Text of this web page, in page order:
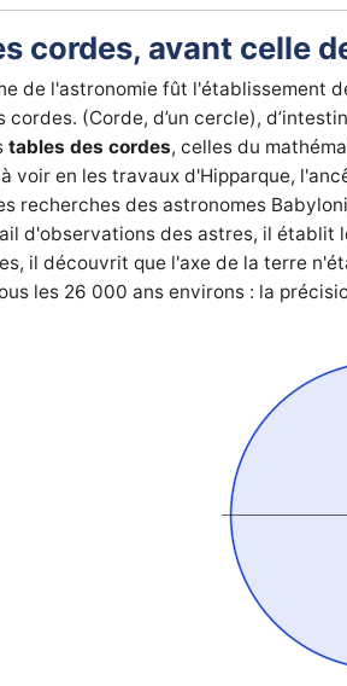
cordes, avant celle
de l'astronomie fût l'établissement
cordes. (Corde, d’un cercle),
tables des cordes, celles du
voir en les travaux d'Hipparque,
recherches des astronomes
d'observations des astres, il établit
il découvrit que l'axe de la terre
les 26 000 ans environs : la